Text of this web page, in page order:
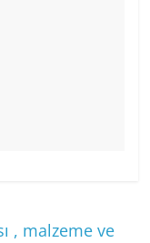
, malzeme ve